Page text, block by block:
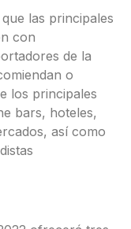
las principales
con
de la
o
los principales
bars, hoteles,
así como